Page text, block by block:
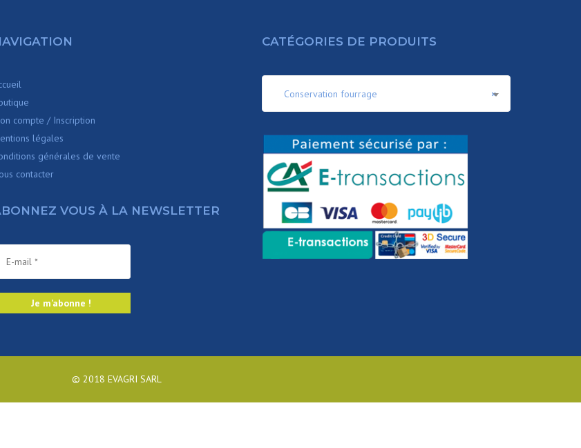
compte / Inscription
légales
générales de vente
contacter
VOUS À LA NEWSLETTER
CATÉGORIES DE PRODUITS
×
Conservation fourrage
© 2018 EVAGRI SARL